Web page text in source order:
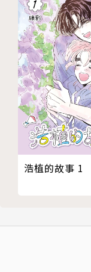
浩植的故事 1